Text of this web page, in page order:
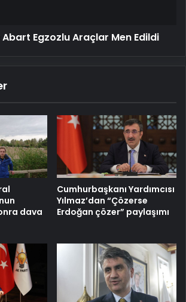
Egzozlu Araçlar Men Edildi
dava
Cumhurbaşkanı Yardımcısı
Yılmaz’dan “Çözerse
Erdoğan çözer” paylaşımı